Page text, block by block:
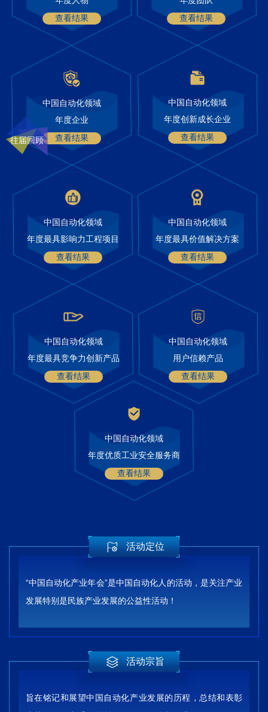
查看结果
查看结果
中国自动化领域
年度企业
查看结果
中国自动化领域
年度创新成长企业
查看结果
中国自动化领域
年度最具影响力工程项目
查看结果
中国自动化领域
年度最具价值解决方案
查看结果
中国自动化领域
年度最具竞争力创新产品
查看结果
中国自动化领域
用户信赖产品
查看结果
中国自动化领域
年度优质工业安全服务商
查看结果
活动定位
“中国自动化产业年会”是中国自动化人的活动，是关注产业
发展特别是民族产业发展的公益性活动！
活动宗旨
旨在铭记和展望中国自动化产业发展的历程，总结和表彰
往届回顾